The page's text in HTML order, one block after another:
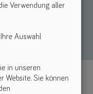
Verwendung aller
Auswahl
in unseren
Website. Sie können